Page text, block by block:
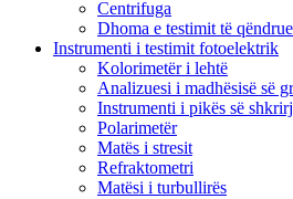
Centrifuga
Dhoma e testimit të
Instrumenti i testimit fotoelektrik
Kolorimetër i lehtë
Analizuesi i madhësisë së
Instrumenti i pikës së
Polarimetër
Matës i stresit
Refraktometri
Matësi i turbullirës